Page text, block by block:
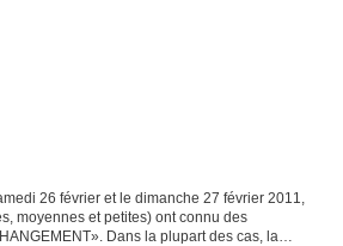
26 février et le dimanche 27 février 2011,
moyennes et petites) ont connu des
Dans la plupart des cas, la